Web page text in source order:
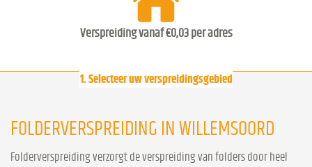
Verspreiding vanaf €0,03 per adres
1. Selecteer uw verspreidingsgebied
FOLDERVERSPREIDING IN WILLEMSOORD
Folderverspreiding verzorgt de verspreiding van folders door heel